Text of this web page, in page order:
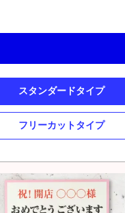
スタンダードタイプ
フリーカットタイプ